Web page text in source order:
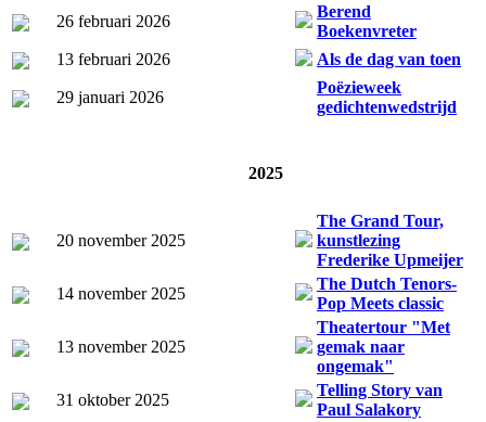
26 februari 2026
Berend
Boekenvreter
13 februari 2026
Als de dag van toen
29 januari 2026
Poëzieweek
gedichtenwedstrijd
2025
20 november 2025
The Grand Tour,
kunstlezing
Frederike Upmeijer
14 november 2025
The Dutch Tenors-
Pop Meets classic
13 november 2025
Theatertour "Met
gemak naar
ongemak"
31 oktober 2025
Telling Story van
Paul Salakory